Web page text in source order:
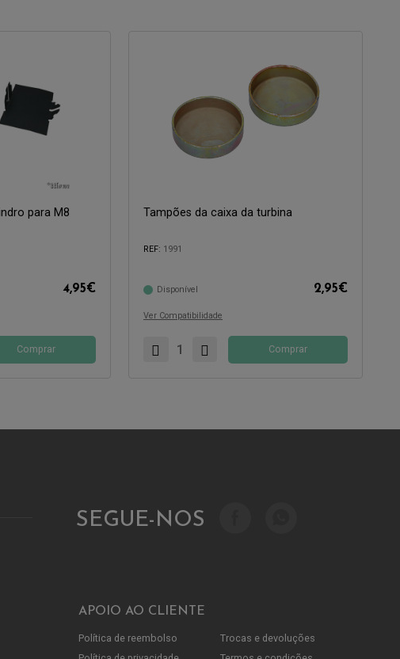
para M8
4,95€
Comprar
Tampões da caixa da turbina
REF: 1991
Disponível 2,95€
Ver Compatibilidade
Comprar
SEGUE-NOS
APOIO AO CLIENTE
Política de reembolso
Trocas e devoluções